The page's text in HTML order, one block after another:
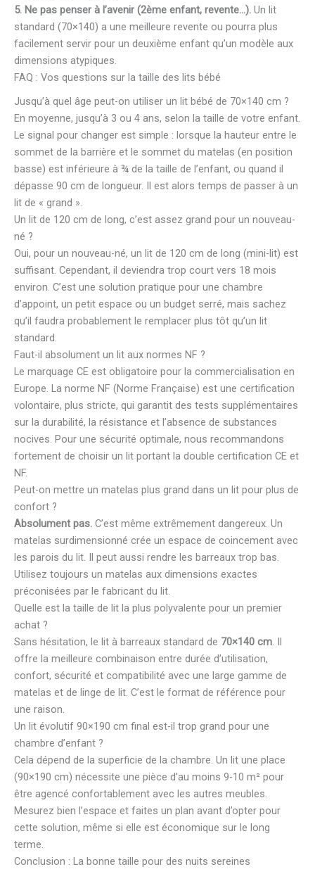
5. Ne pas penser à l’avenir (2ème enfant, revente…). Un lit
standard (70×140) a une meilleure revente ou pourra plus
facilement servir pour un deuxième enfant qu’un modèle aux
dimensions atypiques.
FAQ : Vos questions sur la taille des lits bébé
Jusqu’à quel âge peut-on utiliser un lit bébé de 70×140 cm ?
En moyenne, jusqu’à 3 ou 4 ans, selon la taille de votre enfant.
Le signal pour changer est simple : lorsque la hauteur entre le
sommet de la barrière et le sommet du matelas (en position
basse) est inférieure à ¾ de la taille de l’enfant, ou quand il
dépasse 90 cm de longueur. Il est alors temps de passer à un
lit de « grand ».
Un lit de 120 cm de long, c’est assez grand pour un nouveau-
né ?
Oui, pour un nouveau-né, un lit de 120 cm de long (mini-lit) est
suffisant. Cependant, il deviendra trop court vers 18 mois
environ. C’est une solution pratique pour une chambre
d’appoint, un petit espace ou un budget serré, mais sachez
qu’il faudra probablement le remplacer plus tôt qu’un lit
standard.
Faut-il absolument un lit aux normes NF ?
Le marquage CE est obligatoire pour la commercialisation en
Europe. La norme NF (Norme Française) est une certification
volontaire, plus stricte, qui garantit des tests supplémentaires
sur la durabilité, la résistance et l’absence de substances
nocives. Pour une sécurité optimale, nous recommandons
fortement de choisir un lit portant la double certification CE et
NF.
Peut-on mettre un matelas plus grand dans un lit pour plus de
confort ?
Absolument pas. C’est même extrêmement dangereux. Un
matelas surdimensionné crée un espace de coincement avec
les parois du lit. Il peut aussi rendre les barreaux trop bas.
Utilisez toujours un matelas aux dimensions exactes
préconisées par le fabricant du lit.
Quelle est la taille de lit la plus polyvalente pour un premier
achat ?
Sans hésitation, le lit à barreaux standard de 70×140 cm. Il
offre la meilleure combinaison entre durée d’utilisation,
confort, sécurité et compatibilité avec une large gamme de
matelas et de linge de lit. C’est le format de référence pour
une raison.
Un lit évolutif 90×190 cm final est-il trop grand pour une
chambre d’enfant ?
Cela dépend de la superficie de la chambre. Un lit une place
(90×190 cm) nécessite une pièce d’au moins 9-10 m² pour
être agencé confortablement avec les autres meubles.
Mesurez bien l’espace et faites un plan avant d’opter pour
cette solution, même si elle est économique sur le long
terme.
Conclusion : La bonne taille pour des nuits sereines